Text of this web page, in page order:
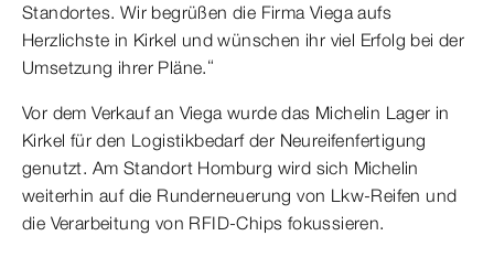
Standortes. Wir begrüßen die Firma Viega aufs
Herzlichste in Kirkel und wünschen ihr viel Erfolg bei der
Umsetzung ihrer Pläne.“
Vor dem Verkauf an Viega wurde das Michelin Lager in
Kirkel für den Logistikbedarf der Neureifenfertigung
genutzt. Am Standort Homburg wird sich Michelin
weiterhin auf die Runderneuerung von Lkw-Reifen und
die Verarbeitung von RFID-Chips fokussieren.